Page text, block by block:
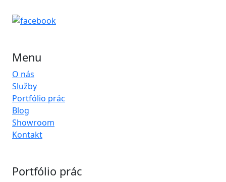
Menu
O nás
Služby
Portfólio prác
Blog
Showroom
Kontakt
Portfólio prác